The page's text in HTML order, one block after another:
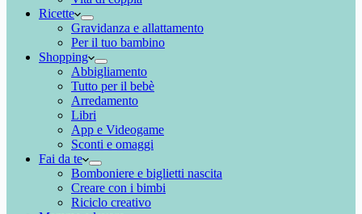
Ricette
Gravidanza e allattamento
Per il tuo bambino
Shopping
Abbigliamento
Tutto per il bebè
Arredamento
Libri
App e Videogame
Sconti e omaggi
Fai da te
Bomboniere e biglietti nascita
Creare con i bimbi
Riciclo creativo